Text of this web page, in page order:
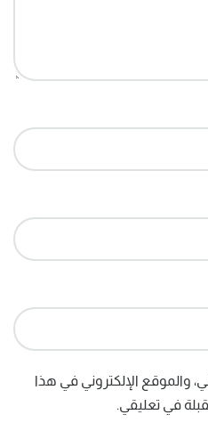
والموقع الإلكتروني في هذا
في تعليقي.